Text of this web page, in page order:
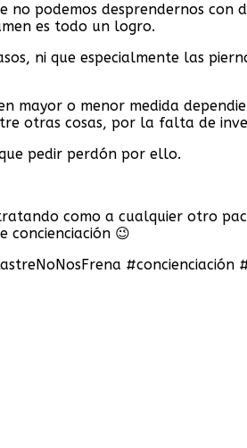
no podemos desprendernos
es todo un logro.
ni que especialmente las
mayor o menor medida
otras cosas, por la falta de
pedir perdón por ello.
como a cualquier otro
concienciación 😉
#concienciación